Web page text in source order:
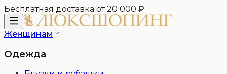
Бесплатная доставка от 20 000 ₽
Женщинам
Одежда